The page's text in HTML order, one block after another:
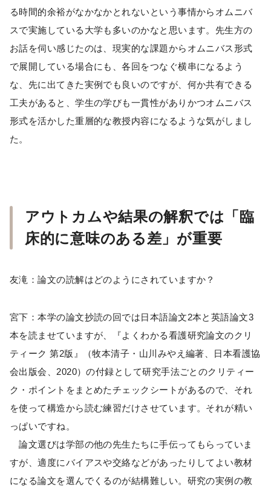
る時間的余裕がなかなかとれないという事情からオムニバ
スで実施している大学も多いのかなと思います。先生方の
お話を伺い感じたのは、現実的な課題からオムニバス形式
で展開している場合にも、各回をつなぐ横串になるよう
な、先に出てきた実例でも良いのですが、何か共有できる
工夫があると、学生の学びも一貫性がありかつオムニバス
形式を活かした重層的な教授内容になるような気がしまし
た。
アウトカムや結果の解釈では「臨
床的に意味のある差」が重要
友滝：論文の読解はどのようにされていますか？
宮下：本学の論文抄読の回では日本語論文2本と英語論文3
本を読ませていますが、『よくわかる看護研究論文のクリ
ティーク 第2版』（牧本清子・山川みやえ編著、日本看護協
会出版会、2020）の付録として研究手法ごとのクリティー
ク・ポイントをまとめたチェックシートがあるので、それ
を使って構造から読む練習だけさせています。それが精い
っぱいですね。
論文選びは学部の他の先生たちに手伝ってもらっていま
すが、適度にバイアスや交絡などがあったりしてよい教材
になる論文を選んでくるのが結構難しい。研究の実例の教